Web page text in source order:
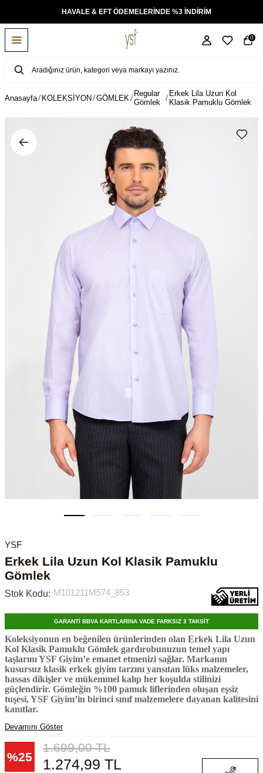
HAVALE & EFT ÖDEMELERİNDE %3 İNDİRİM
0
Anasayfa KOLEKSİYON GÖMLEK
Regular
Gömlek
Erkek Lila Uzun Kol
Klasik Pamuklu Gömlek
YSF
Erkek Lila Uzun Kol Klasik Pamuklu
Gömlek
Stok Kodu: M101211M574_853
GARANTİ BBVA KARTLARINA VADE FARKSIZ 3 TAKSİT
Koleksiyonun en beğenilen ürünlerinden olan Erkek Lila Uzun
Kol Klasik Pamuklu Gömlek gardırobunuzun temel yapı
taşlarını YSF Giyim’e emanet etmenizi sağlar. Markanın
kusursuz klasik erkek giyim tarzını yansıtan lüks malzemeler,
hassas dikişler ve mükemmel kalıp her koşulda stilinizi
güçlendirir. Gömleğin %100 pamuk liflerinden oluşan eşsiz
tuşesi, YSF Giyim’in birinci sınıf malzemelere dayanan kalitesini
kanıtlar.
Devamını Göster
%25
1.699,00TL
1.274,99 TL